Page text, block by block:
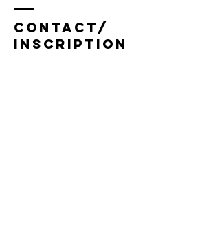
contact/
inscription